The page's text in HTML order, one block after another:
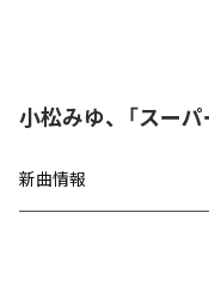
小松みゆ、「スー
新曲情報